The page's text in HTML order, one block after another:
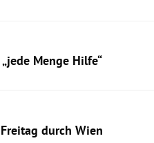
Menge Hilfe“
durch Wien